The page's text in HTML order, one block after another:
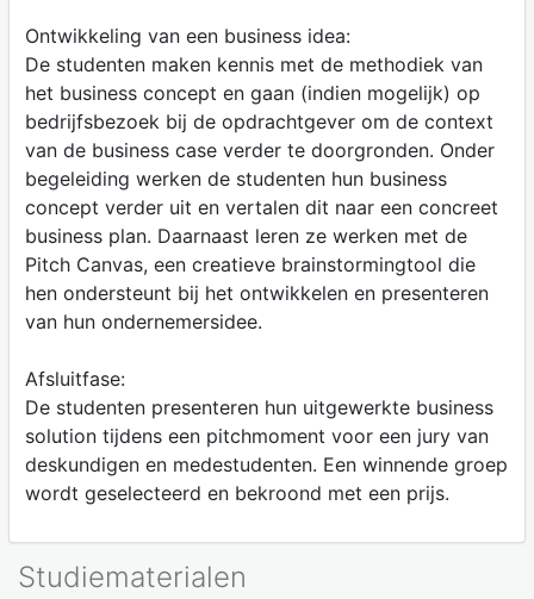
Ontwikkeling van een business idea:
De studenten maken kennis met de methodiek van
het business concept en gaan (indien mogelijk) op
bedrijfsbezoek bij de opdrachtgever om de context
van de business case verder te doorgronden. Onder
begeleiding werken de studenten hun business
concept verder uit en vertalen dit naar een concreet
business plan. Daarnaast leren ze werken met de
Pitch Canvas, een creatieve brainstormingtool die
hen ondersteunt bij het ontwikkelen en presenteren
van hun ondernemersidee.
Afsluitfase:
De studenten presenteren hun uitgewerkte business
solution tijdens een pitchmoment voor een jury van
deskundigen en medestudenten. Een winnende groep
wordt geselecteerd en bekroond met een prijs.
Studiematerialen